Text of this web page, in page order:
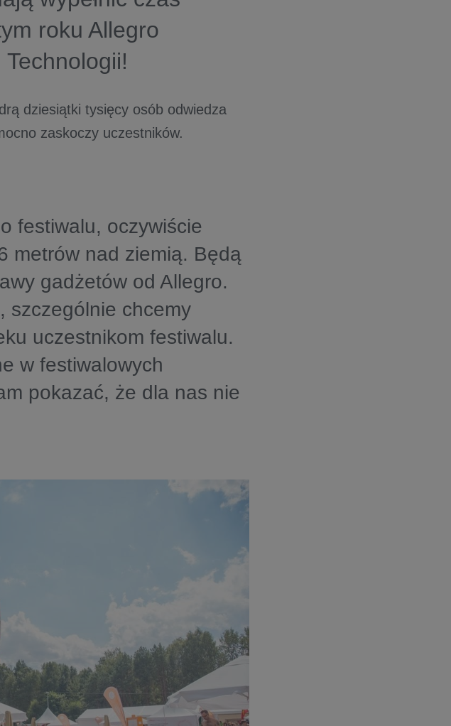
roku Allegro
dziesiątki tysięcy osób odwiedza
zaskoczy uczestników.
festiwalu, oczywiście
metrów nad ziemią. Będą
gadżetów od Allegro.
szczególnie chcemy
uczestnikom festiwalu.
w festiwalowych
pokazać, że dla nas nie